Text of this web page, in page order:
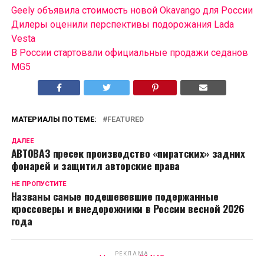
Geely объявила стоимость новой Okavango для России
Дилеры оценили перспективы подорожания Lada
Vesta
В России cтартовали официальные продажи седанов
MG5
МАТЕРИАЛЫ ПО ТЕМЕ: FEATURED
ДАЛЕЕ
АВТОВАЗ пресек производство «пиратских» задних
фонарей и защитил авторские права
НЕ ПРОПУСТИТЕ
Названы самые подешевевшие подержанные
кроссоверы и внедорожники в России весной 2026
года
РЕКЛАМА